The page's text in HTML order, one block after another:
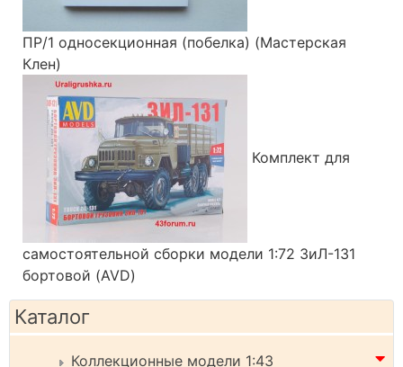
ПР/1 односекционная (побелка) (Мастерская
Клен)
Комплект для
самостоятельной сборки модели 1:72 ЗиЛ-131
бортовой (AVD)
Каталог
Коллекционные модели 1:43